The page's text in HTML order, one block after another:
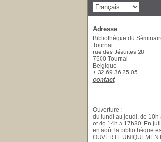
Adresse
Bibliothèque du
Tournai
rue des Jésuites 28
7500 Tournai
Belgique
+ 32 69 36 25 05
contact
Ouverture :
du lundi au jeudi, de 10h
et de 14h à 17h30. En
en août la bibliothèque
OUVERTE